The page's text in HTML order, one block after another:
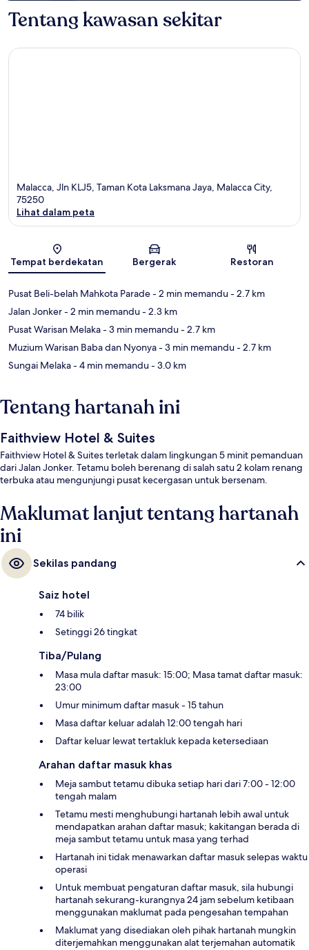
Tentang kawasan sekitar
Malacca, Jln KLJ5, Taman Kota Laksmana Jaya, Malacca City,
75250
Lihat dalam peta
Tempat berdekatan Bergerak Restoran
Pusat Beli-belah Mahkota Parade- 2 min memandu- 2.7 km
Jalan Jonker- 2 min memandu- 2.3 km
Pusat Warisan Melaka- 3 min memandu- 2.7 km
Muzium Warisan Baba dan Nyonya- 3 min memandu- 2.7 km
Sungai Melaka- 4 min memandu- 3.0 km
Tentang hartanah ini
Faithview Hotel & Suites
Faithview Hotel & Suites terletak dalam lingkungan 5 minit pemanduan
dari Jalan Jonker. Tetamu boleh berenang di salah satu 2 kolam renang
terbuka atau mengunjungi pusat kecergasan untuk bersenam.
Maklumat lanjut tentang hartanah
ini
Sekilas pandang
Saiz hotel
74 bilik
Setinggi 26 tingkat
Tiba/Pulang
Masa mula daftar masuk: 15:00; Masa tamat daftar masuk:
23:00
Umur minimum daftar masuk - 15 tahun
Masa daftar keluar adalah 12:00 tengah hari
Daftar keluar lewat tertakluk kepada ketersediaan
Arahan daftar masuk khas
Meja sambut tetamu dibuka setiap hari dari 7:00 - 12:00
tengah malam
Tetamu mesti menghubungi hartanah lebih awal untuk
mendapatkan arahan daftar masuk; kakitangan berada di
meja sambut tetamu untuk masa yang terhad
Hartanah ini tidak menawarkan daftar masuk selepas waktu
operasi
Untuk membuat pengaturan daftar masuk, sila hubungi
hartanah sekurang-kurangnya 24 jam sebelum ketibaan
menggunakan maklumat pada pengesahan tempahan
Maklumat yang disediakan oleh pihak hartanah mungkin
diterjemahkan menggunakan alat terjemahan automatik